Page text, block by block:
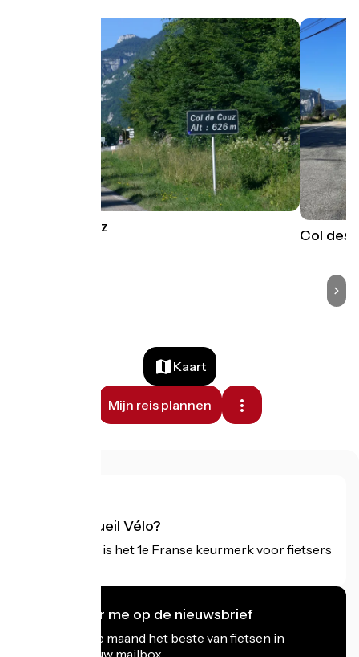
Col de Couz
Col des
Kaart
Mijn reis plannen
Wat is Accueil Vélo?
Accueil Vélo is het 1e Franse keurmerk voor fietsers
Ik abonneer me op de nieuwsbrief
Ontvang elke maand het beste van fietsen in